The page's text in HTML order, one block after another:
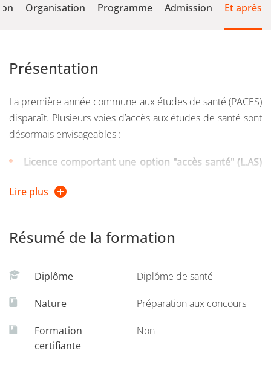
Organisation Programme Admission Et après
Présentation
La première année commune aux études de santé (PACES)
disparaît. Plusieurs voies d’accès aux études de santé sont
désormais envisageables :
Licence comportant une option "accès santé" (L.AS)
le site de Valence à l’Université Grenoble Alpes (UGA)
Une voie d'accès pour les titulaires d'un titre
d'ingénieur, d'un diplôme de master 2e année et
Le parcours d'accès spécifique santé (PASS)
les enseignements d’une discipline de licence (10
Les formations d'auxiliaires médicaux
Lire plus
Résumé de la formation
Diplôme Diplôme de santé
Nature Préparation aux concours
Formation
certifiante
Non